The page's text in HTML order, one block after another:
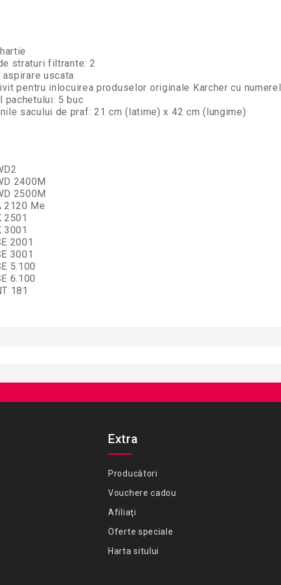
straturi filtrante: 2
uscata
pentru inlocuirea produselor originale Karcher cu
pachetului: 5 buc
sacului de praf: 21 cm (latime) x 42 cm (lungime)
2400M
2500M
2120 Me
2501
3001
2001
3001
5.100
6.100
181
Extra
Producători
Vouchere cadou
Afiliaţi
Oferte speciale
Harta sitului